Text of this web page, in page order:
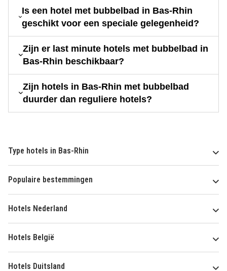
Is een hotel met bubbelbad in Bas-Rhin
geschikt voor een speciale gelegenheid?
Zijn er last minute hotels met bubbelbad in
Bas-Rhin beschikbaar?
Zijn hotels in Bas-Rhin met bubbelbad
duurder dan reguliere hotels?
Type hotels in Bas-Rhin
Populaire bestemmingen
Hotels Nederland
Hotels België
Hotels Duitsland